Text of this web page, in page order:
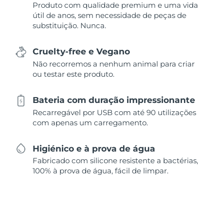
Produto com qualidade premium e uma vida
útil de anos, sem necessidade de peças de
substituição. Nunca.
Cruelty-free e Vegano
Não recorremos a nenhum animal para criar
ou testar este produto.
Bateria com duração impressionante
Recarregável por USB com até 90 utilizações
com apenas um carregamento.
Higiénico e à prova de água
Fabricado com silicone resistente a bactérias,
100% à prova de água, fácil de limpar.